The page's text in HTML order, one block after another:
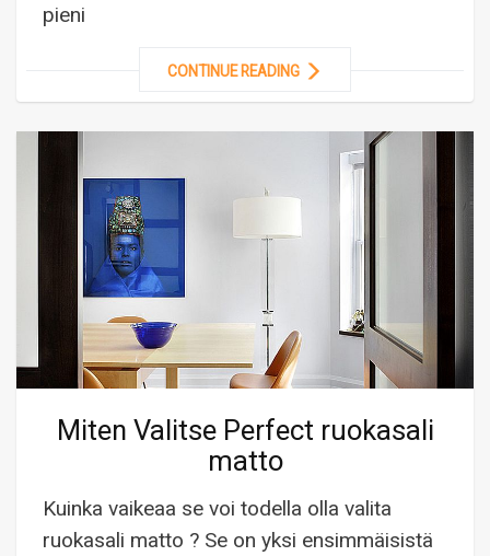
pieni
CONTINUE READING
Miten Valitse Perfect ruokasali
matto
Kuinka vaikeaa se voi todella olla valita
ruokasali matto ? Se on yksi ensimmäisistä